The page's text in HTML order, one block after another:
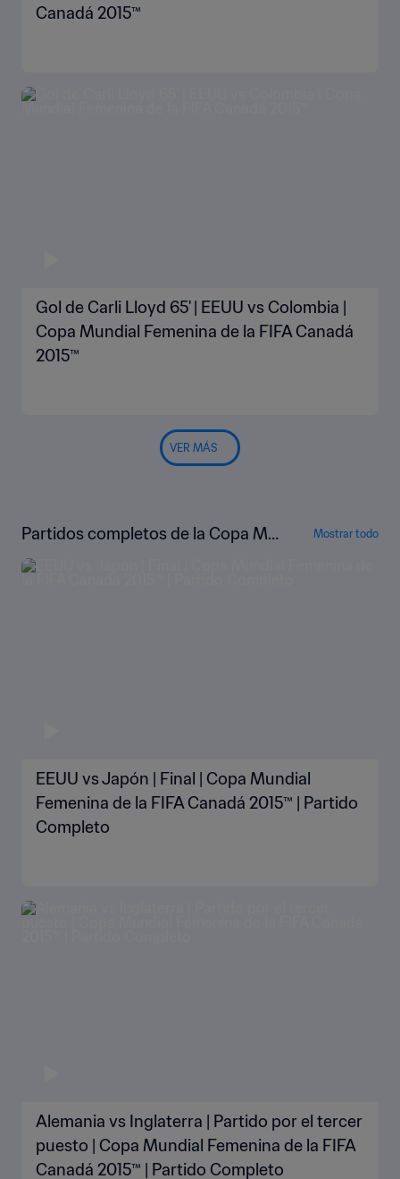
Canadá 2015™
Gol de Carli Lloyd 65' | EEUU vs Colombia |
Copa Mundial Femenina de la FIFA Canadá
2015™
VER MÁS
Partidos completos de la Copa Mu
ndial Femenina de la FIFA Canadá 2
015
Mostrar todo
EEUU vs Japón | Final | Copa Mundial
Femenina de la FIFA Canadá 2015™ | Partido
Completo
Alemania vs Inglaterra | Partido por el tercer
puesto | Copa Mundial Femenina de la FIFA
Canadá 2015™ | Partido Completo